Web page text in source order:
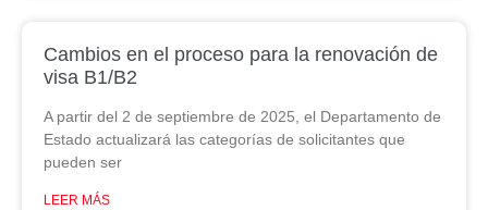
Cambios en el proceso para la renovación de
visa B1/B2
A partir del 2 de septiembre de 2025, el Departamento de
Estado actualizará las categorías de solicitantes que
pueden ser
LEER MÁS